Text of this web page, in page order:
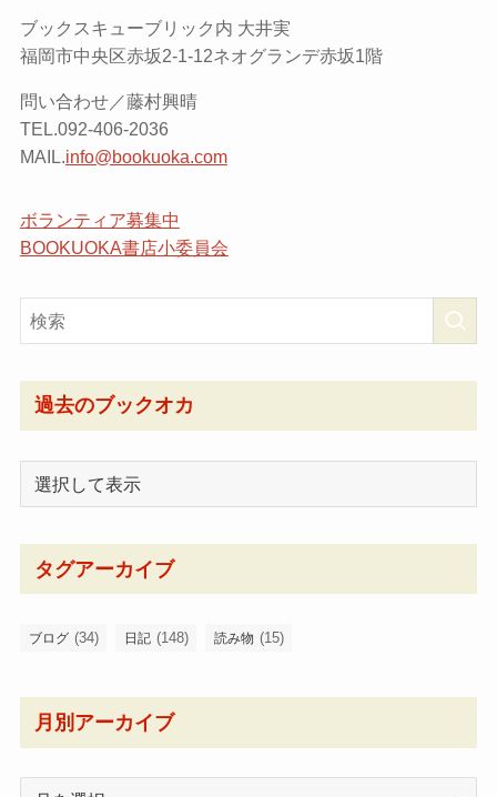
ブックスキューブリック内 大井実
福岡市中央区赤坂2-1-12ネオグランデ赤坂1階
問い合わせ／藤村興晴
TEL.092-406-2036
MAIL.info@bookuoka.com
ボランティア募集中
BOOKUOKA書店小委員会
過去のブックオカ
タグアーカイブ
ブログ (34) 日記 (148) 読み物 (15)
月別アーカイブ